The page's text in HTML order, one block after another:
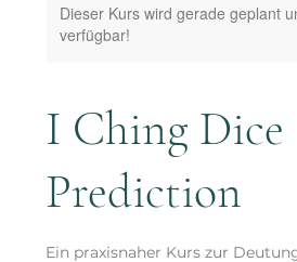
Dieser Kurs wird gerade geplant
verfügbar!
I Ching Dice
Prediction
Ein praxisnaher Kurs zur